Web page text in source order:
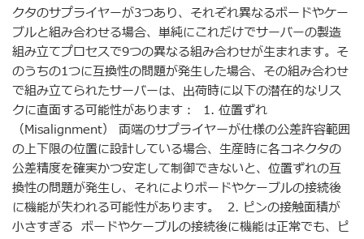
クタのサプライヤーが3つあり、それぞれ異なるボードやケー
ブルと組み合わせる場合、単純にこれだけでサーバーの製造
組み立てプロセスで9つの異なる組み合わせが生まれます。そ
のうちの1つに互換性の問題が発生した場合、その組み合わせ
で組み立てられたサーバーは、出荷時に以下の潜在的なリス
クに直面する可能性があります： 1. 位置ずれ
（Misalignment） 両端のサプライヤーが仕様の公差許容範囲
の上下限の位置に設計している場合、生産時に各コネクタの
公差精度を確実かつ安定して制御できないと、位置ずれの互
換性の問題が発生し、それによりボードやケーブルの接続後
に機能が失われる可能性があります。 2. ピンの接触面積が
小さすぎる ボードやケーブルの接続後に機能は正常でも、ピ